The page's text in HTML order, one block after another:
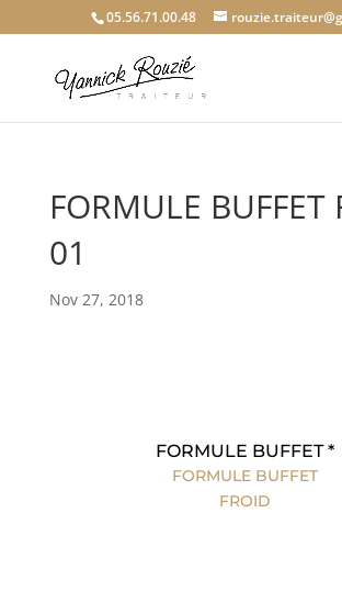
05.56.71.00.48
FORMULE BUFFET
01
Nov 27, 2018
FORMULE BUFFET *
FORMULE BUFFET
FROID